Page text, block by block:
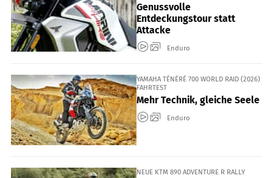
Genussvolle
Entdeckungstour statt
Attacke
Enduro
YAMAHA TÉNÉRÉ 700 WORLD RAID (2026)
FAHRTEST
Mehr Technik, gleiche Seele
Enduro
NEUE KTM 890 ADVENTURE R RALLY